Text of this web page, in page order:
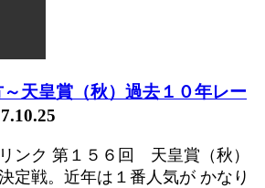
天皇賞（秋）過去１０年レー
ンク 第１５６回 天皇賞（秋）
定戦。近年は１番人気が かなり